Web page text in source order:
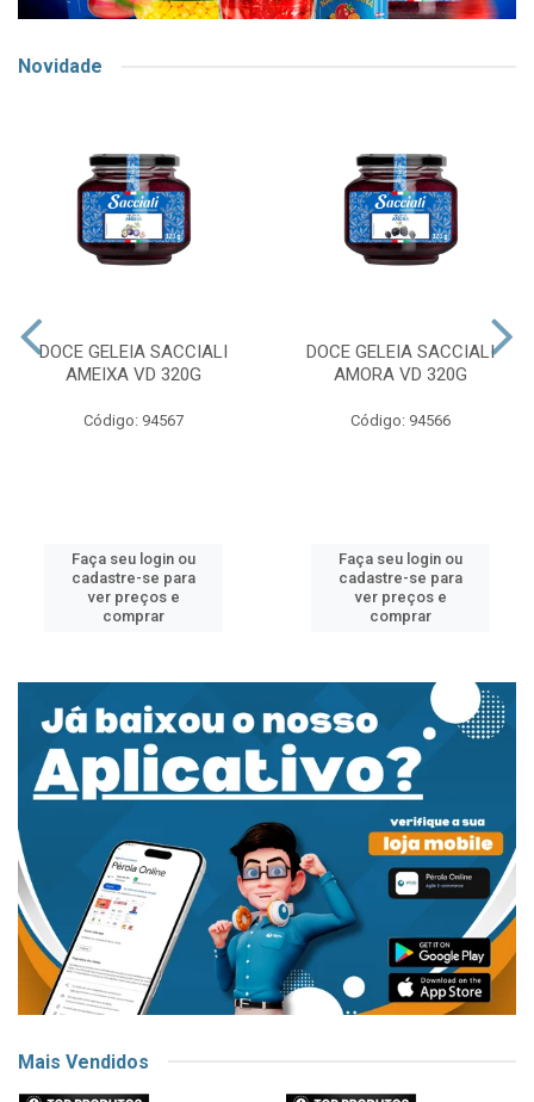
Novidade
DOCE GELEIA SACCIALI
AMEIXA VD 320G
Código: 94567
Faça seu login ou
cadastre-se para
ver preços e
comprar
DOCE GELEIA SACCIALI
AMORA VD 320G
Código: 94566
Faça seu login ou
cadastre-se para
ver preços e
comprar
Mais Vendidos